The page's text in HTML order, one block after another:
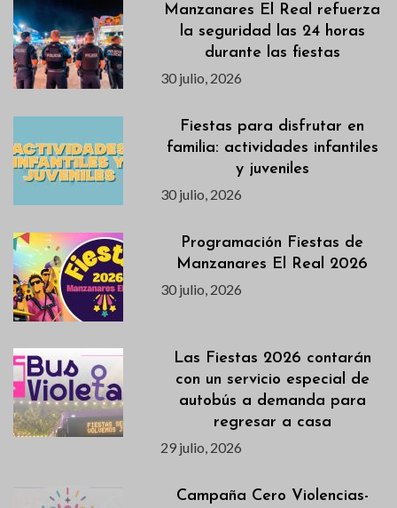
Manzanares El Real refuerza
la seguridad las 24 horas
durante las fiestas
30 julio, 2026
Fiestas para disfrutar en
familia: actividades infantiles
y juveniles
30 julio, 2026
Programación Fiestas de
Manzanares El Real 2026
30 julio, 2026
Las Fiestas 2026 contarán
con un servicio especial de
autobús a demanda para
regresar a casa
29 julio, 2026
Campaña Cero Violencias-